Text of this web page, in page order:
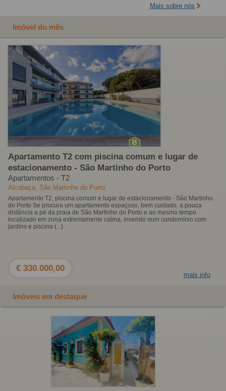
Mais sobre nós
Imóvel do mês
Apartamento T2 com piscina comum e lugar de
estacionamento - São Martinho do Porto
Apartamentos - T2
Alcobaça, São Martinho do Porto
€ 330.000,00
Apartamento T2, piscina comum e lugar de estacionamento - São Martinho
do Porto Se procura um apartamento espaçoso, bem cuidado, a pouca
distância a pé da praia de São Martinho do Porto e ao mesmo tempo
localizado em zona extremamente calma, inserido num condomínio com
jardins e piscina (...)
mais info
Imóveis em destaque